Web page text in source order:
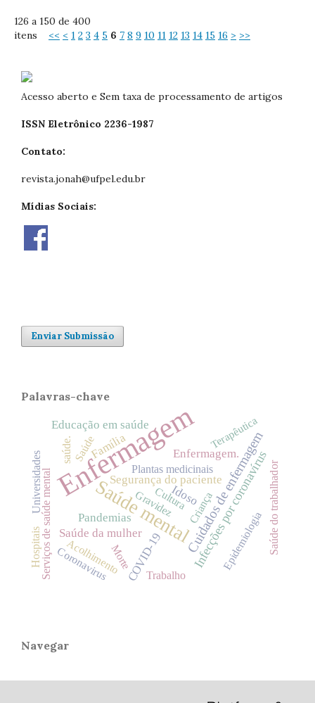
126 a 150 de 400
itens << < 1 2 3 4 5 6 7 8 9 10 11 12 13 14 15 16 > >>
Acesso aberto e Sem taxa de processamento de artigos
ISSN Eletrônico 2236-1987
Contato:
revista.jonah@ufpel.edu.br
Mídias Sociais:
Enviar Submissão
Palavras-chave
Enfermagem
Saúde mentalCuidados de enfermagem
Infecções por coronavírus
Enfermagem.
Segurança do paciente
Idoso
Educação em saúde
Saúde da mulher
Família
COVID-19
Pandemias
Serviços de saúde mental
Saúde
Epidemiologia
Gravidez Saúde do trabalhador
Acolhimento
Universidades Criança
Trabalho
Hospitais Coronavirus
Terapêutica
Morte
saúde.
Plantas medicinais
Cultura
Navegar